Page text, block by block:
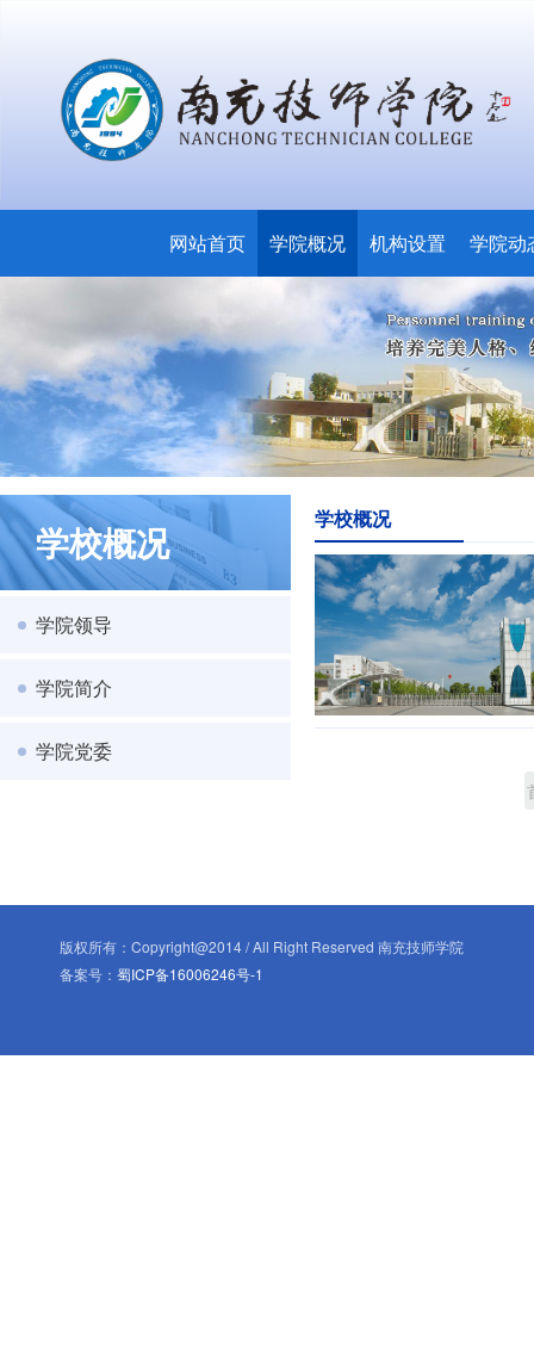
网站首页 学院概况 机构设置 学院动
学校概况
学院领导
学院简介
学院党委
学校概况
版权所有：Copyright@2014 / All Right Reserved 南充技师学院
备案号：蜀ICP备16006246号-1